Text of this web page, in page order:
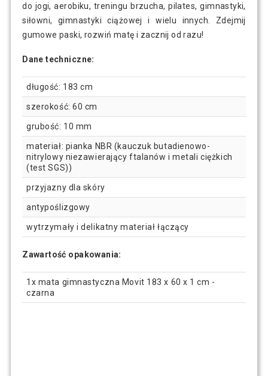
do jogi, aerobiku, treningu brzucha, pilates, gimnastyki,
siłowni, gimnastyki ciążowej i wielu innych. Zdejmij
gumowe paski, rozwiń matę i zacznij od razu!
Dane techniczne:
długość: 183 cm
szerokość: 60 cm
grubość: 10 mm
materiał: pianka NBR (kauczuk butadienowo-
nitrylowy niezawierający ftalanów i metali ciężkich
(test SGS))
przyjazny dla skóry
antypoślizgowy
wytrzymały i delikatny materiał łączący
Zawartość opakowania:
1x mata gimnastyczna Movit 183 x 60 x 1 cm -
czarna